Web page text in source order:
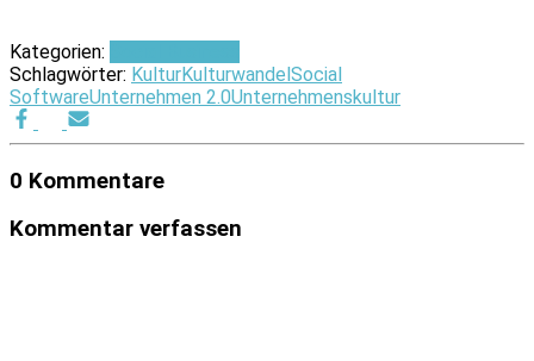
Kategorien:
Schlagwörter: KulturKulturwandelSocial
SoftwareUnternehmen 2.0Unternehmenskultur
0 Kommentare
Kommentar verfassen